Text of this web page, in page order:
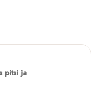
pitsi ja